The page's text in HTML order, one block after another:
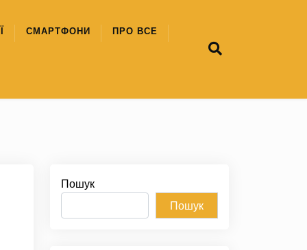
СМАРТФОНИ ПРО ВСЕ
Пошук
Пошук